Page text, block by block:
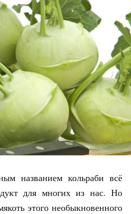
названием кольраби всё
для многих из нас. Но
этого необыкновенного